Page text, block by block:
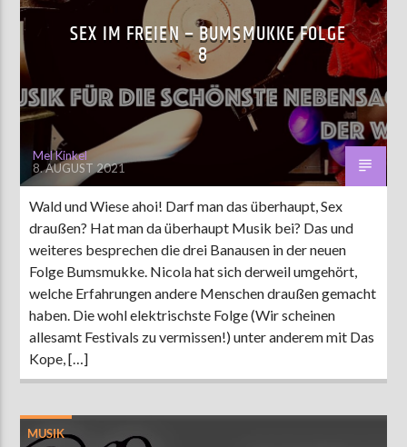
SEX IM FREIEN – BUMSMUKKE FOLGE
8
Mel Kinkel
8. AUGUST 2021
Wald und Wiese ahoi! Darf man das überhaupt, Sex
draußen? Hat man da überhaupt Musik bei? Das und
weiteres besprechen die drei Banausen in der neuen
Folge Bumsmukke. Nicola hat sich derweil umgehört,
welche Erfahrungen andere Menschen draußen gemacht
haben. Die wohl elektrischste Folge (Wir scheinen
allesamt Festivals zu vermissen!) unter anderem mit Das
Kope, […]
MUSIK